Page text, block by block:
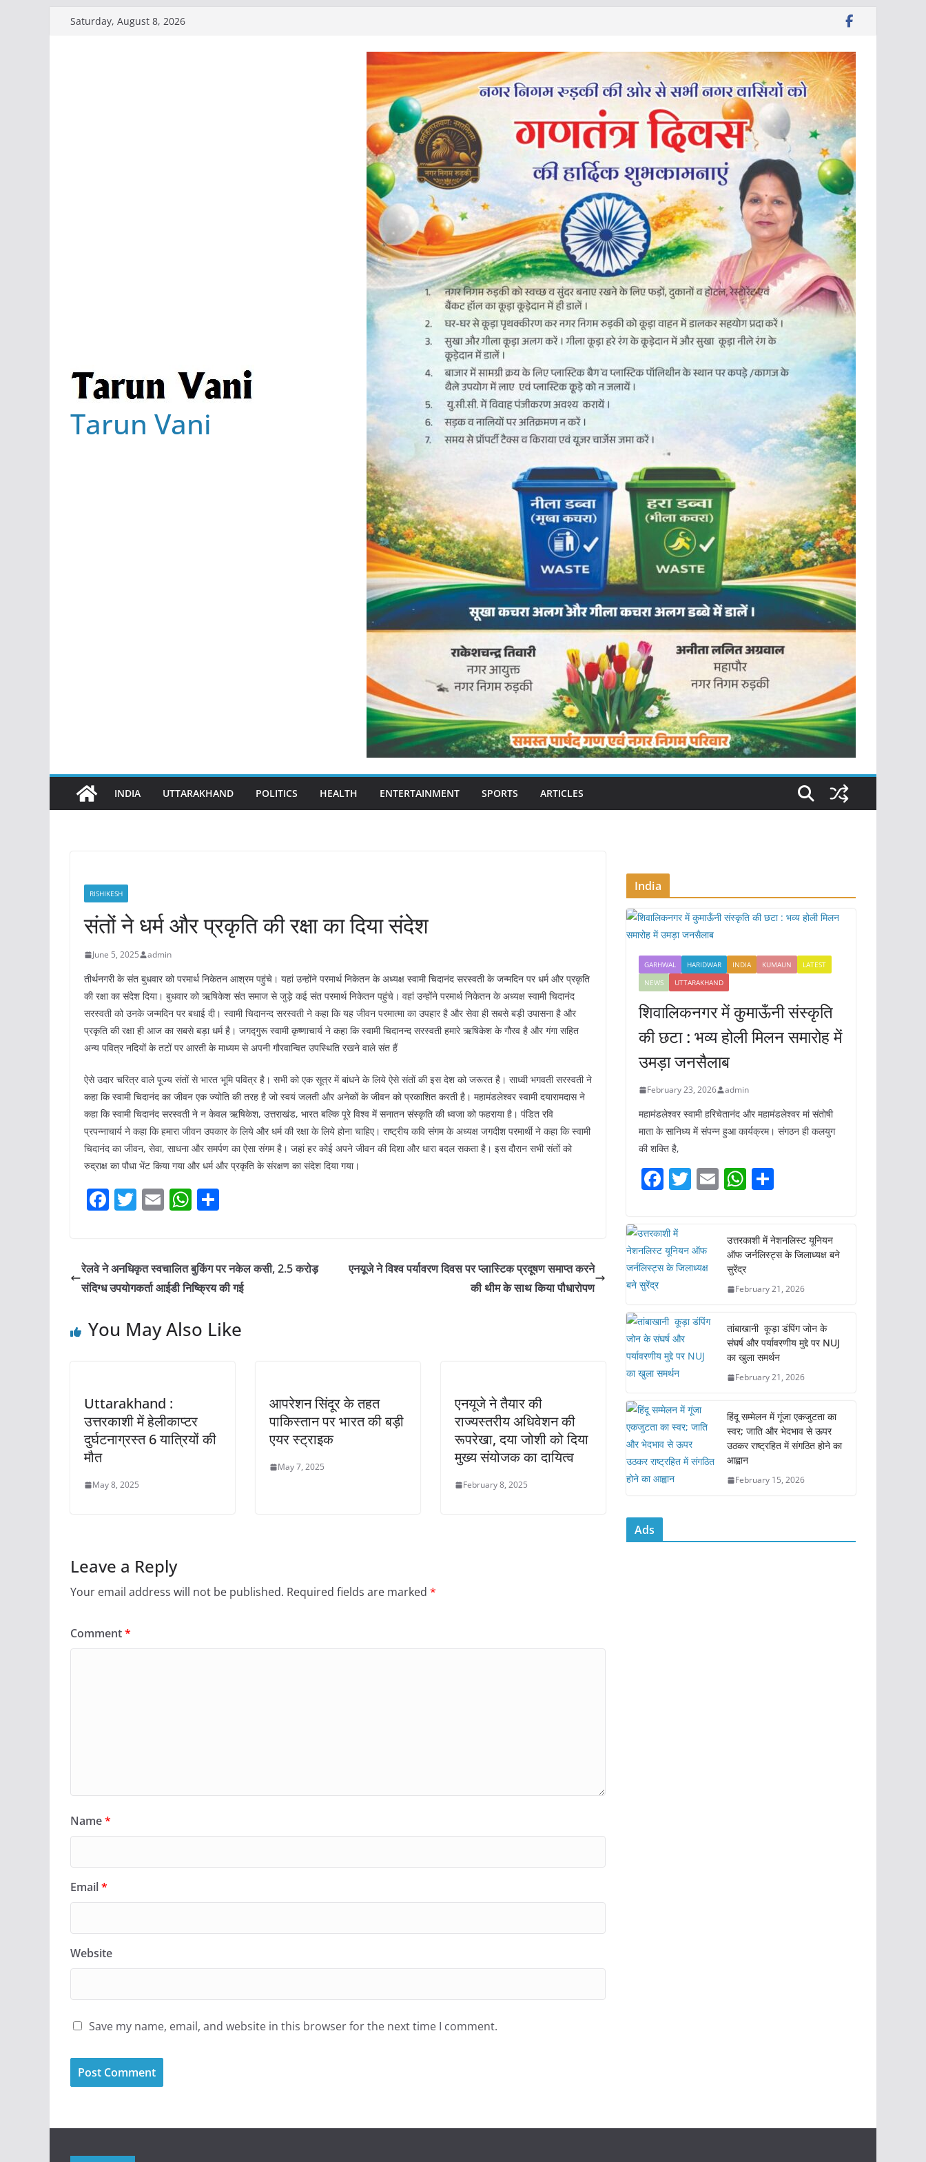
Saturday, August 8, 2026
Tarun Vani
INDIA UTTARAKHAND POLITICS HEALTH ENTERTAINMENT SPORTS ARTICLES
RISHIKESH
संतों ने धर्म और प्रकृति की रक्षा का दिया संदेश
June 5, 2025 admin
तीर्थनगरी के संत बुधवार को परमार्थ निकेतन आश्रम पहुंचे। यहां उन्होंने परमार्थ निकेतन के अध्यक्ष स्वामी चिदानंद सरस्वती के जन्मदिन पर धर्म और प्रकृति
की रक्षा का संदेश दिया। बुधवार को ऋषिकेश संत समाज से जुड़े कई संत परमार्थ निकेतन पहुंचे। वहां उन्होंने परमार्थ निकेतन के अध्यक्ष स्वामी चिदानंद
सरस्वती को उनके जन्मदिन पर बधाई दी। स्वामी चिदानन्द सरस्वती ने कहा कि यह जीवन परमात्मा का उपहार है और सेवा ही सबसे बड़ी उपासना है और
प्रकृति की रक्षा ही आज का सबसे बड़ा धर्म है। जगद्गुरू स्वामी कृष्णाचार्य ने कहा कि स्वामी चिदानन्द सरस्वती हमारे ऋषिकेश के गौरव है और गंगा सहित
अन्य पवित्र नदियों के तटों पर आरती के माध्यम से अपनी गौरवान्वित उपस्थिति रखने वाले संत हैं
ऐसे उदार चरित्र वाले पूज्य संतों से भारत भूमि पवित्र है। सभी को एक सूत्र में बांधने के लिये ऐसे संतों की इस देश को जरूरत है। साध्वी भगवती सरस्वती ने
कहा कि स्वामी चिदानंद का जीवन एक ज्योति की तरह है जो स्वयं जलती और अनेकों के जीवन को प्रकाशित करती है। महामंडलेश्वर स्वामी दयारामदास ने
कहा कि स्वामी चिदानंद सरस्वती ने न केवल ऋषिकेश, उत्तराखंड, भारत बल्कि पूरे विश्व में सनातन संस्कृति की ध्वजा को फहराया है। पंडित रवि
प्रपन्नाचार्य ने कहा कि हमारा जीवन उपकार के लिये और धर्म की रक्षा के लिये होना चाहिए। राष्ट्रीय कवि संगम के अध्यक्ष जगदीश परमार्थी ने कहा कि स्वामी
चिदानंद का जीवन, सेवा, साधना और समर्पण का ऐसा संगम है। जहां हर कोई अपने जीवन की दिशा और धारा बदल सकता है। इस दौरान सभी संतों को
रुद्राक्ष का पौधा भेंट किया गया और धर्म और प्रकृति के संरक्षण का संदेश दिया गया।
F
e
b
o
T
er
E
l
W
s
A
p
e
रेलवे ने अनधिकृत स्वचालित बुकिंग पर नकेल कसी, 2.5 करोड़
संदिग्ध उपयोगकर्ता आईडी निष्क्रिय की गई
एनयूजे ने विश्व पर्यावरण दिवस पर प्लास्टिक प्रदूषण समाप्त करने
की थीम के साथ किया पौधारोपण
You May Also Like
Uttarakhand :
उत्तरकाशी में हेलीकाप्टर
दुर्घटनाग्रस्त 6 यात्रियों की
मौत
May 8, 2025
आपरेशन सिंदूर के तहत
पाकिस्तान पर भारत की बड़ी
एयर स्ट्राइक
May 7, 2025
एनयूजे ने तैयार की
राज्यस्तरीय अधिवेशन की
रूपरेखा, दया जोशी को दिया
मुख्य संयोजक का दायित्व
February 8, 2025
Leave a Reply
Your email address will not be published. Required fields are marked *
Comment*
Name*
Email*
Website
Save my name, email, and website in this browser for the next time I comment.
India
GARHWAL HARIDWAR INDIA KUMAUN
LATEST
NEWS
UTTARAKHAND
शिवालिकनगर में कुमाऊँनी संस्कृति
की छटा : भव्य होली मिलन समारोह में
उमड़ा जनसैलाब
February 23, 2026 admin
महामंडलेश्वर स्वामी हरिचेतानंद और महामंडलेश्वर मां संतोषी
माता के सानिध्य में संपन्न हुआ कार्यक्रम। संगठन ही कलयुग
की शक्ति है,
F
c
e
b
o
k
T
er
E W
s
A
p
e
उत्तरकाशी में नेशनलिस्ट यूनियन
ऑफ जर्नलिस्ट्स के जिलाध्यक्ष बने
सुरेंद्र
February 21, 2026
तांबाखानी कूड़ा डंपिंग जोन के
संघर्ष और पर्यावरणीय मुद्दे पर NUJ
का खुला समर्थन
February 21, 2026
हिंदू सम्मेलन में गूंजा एकजुटता का
स्वर; जाति और भेदभाव से ऊपर
उठकर राष्ट्रहित में संगठित होने का
आह्वान
February 15, 2026
Ads